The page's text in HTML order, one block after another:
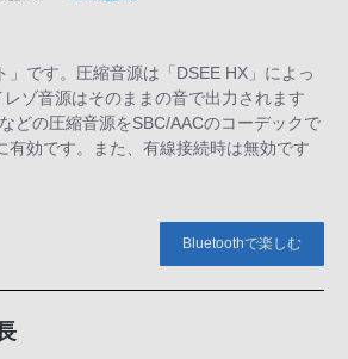
です。圧縮音源は「DSEE HX」によっ
ゾ音源はそのままの音で出力されます
どの圧縮音源をSBC/AACのコーデックで
有効です。また、有線接続時は無効です
Bluetoothで楽しむ